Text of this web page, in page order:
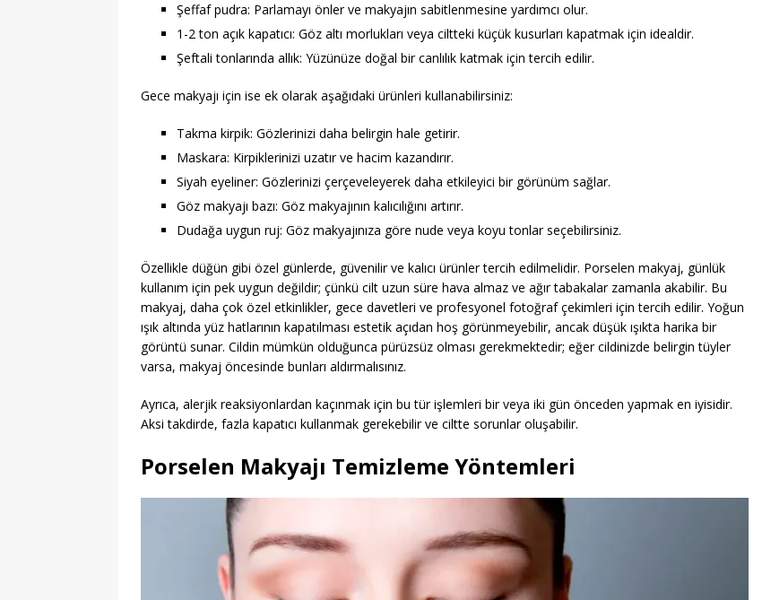
Şeffaf pudra: Parlamayı önler ve makyajın sabitlenmesine yardımcı olur.
1-2 ton açık kapatıcı: Göz altı morlukları veya ciltteki küçük kusurları kapatmak için idealdir.
Şeftali tonlarında allık: Yüzünüze doğal bir canlılık katmak için tercih edilir.
Gece makyajı için ise ek olarak aşağıdaki ürünleri kullanabilirsiniz:
Takma kirpik: Gözlerinizi daha belirgin hale getirir.
Maskara: Kirpiklerinizi uzatır ve hacim kazandırır.
Siyah eyeliner: Gözlerinizi çerçeveleyerek daha etkileyici bir görünüm sağlar.
Göz makyajı bazı: Göz makyajının kalıcılığını artırır.
Dudağa uygun ruj: Göz makyajınıza göre nude veya koyu tonlar seçebilirsiniz.
Özellikle düğün gibi özel günlerde, güvenilir ve kalıcı ürünler tercih edilmelidir. Porselen makyaj, günlük
kullanım için pek uygun değildir; çünkü cilt uzun süre hava almaz ve ağır tabakalar zamanla akabilir. Bu
makyaj, daha çok özel etkinlikler, gece davetleri ve profesyonel fotoğraf çekimleri için tercih edilir. Yoğun
ışık altında yüz hatlarının kapatılması estetik açıdan hoş görünmeyebilir, ancak düşük ışıkta harika bir
görüntü sunar. Cildin mümkün olduğunca pürüzsüz olması gerekmektedir; eğer cildinizde belirgin tüyler
varsa, makyaj öncesinde bunları aldırmalısınız.
Ayrıca, alerjik reaksiyonlardan kaçınmak için bu tür işlemleri bir veya iki gün önceden yapmak en iyisidir.
Aksi takdirde, fazla kapatıcı kullanmak gerekebilir ve ciltte sorunlar oluşabilir.
Porselen Makyajı Temizleme Yöntemleri